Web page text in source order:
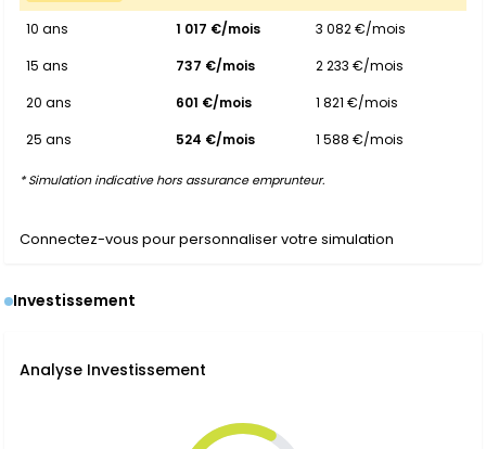
10 ans 1 017 €/mois
3 082 €/mois
15 ans
737 €/mois
2 233 €/mois
20 ans
601 €/mois
1 821 €/mois
25 ans
524 €/mois 1 588 €/mois
* Simulation indicative hors assurance emprunteur.
Connectez-vous pour personnaliser votre simulation
Investissement
Analyse Investissement